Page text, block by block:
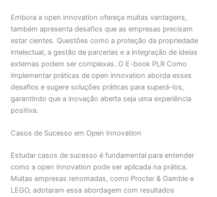
Embora a open innovation ofereça muitas vantagens,
também apresenta desafios que as empresas precisam
estar cientes. Questões como a proteção da propriedade
intelectual, a gestão de parcerias e a integração de ideias
externas podem ser complexas. O E-book PLR Como
implementar práticas de open innovation aborda esses
desafios e sugere soluções práticas para superá-los,
garantindo que a inovação aberta seja uma experiência
positiva.
Casos de Sucesso em Open Innovation
Estudar casos de sucesso é fundamental para entender
como a open innovation pode ser aplicada na prática.
Muitas empresas renomadas, como Procter & Gamble e
LEGO, adotaram essa abordagem com resultados